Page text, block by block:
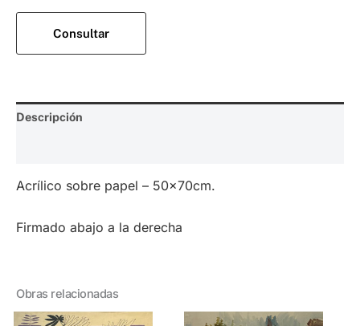
Consultar
Descripción
Acrílico sobre papel – 50x70cm.
Firmado abajo a la derecha
Obras relacionadas